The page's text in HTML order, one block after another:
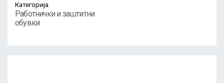
Категорија
Работнички и заштитни
обувки